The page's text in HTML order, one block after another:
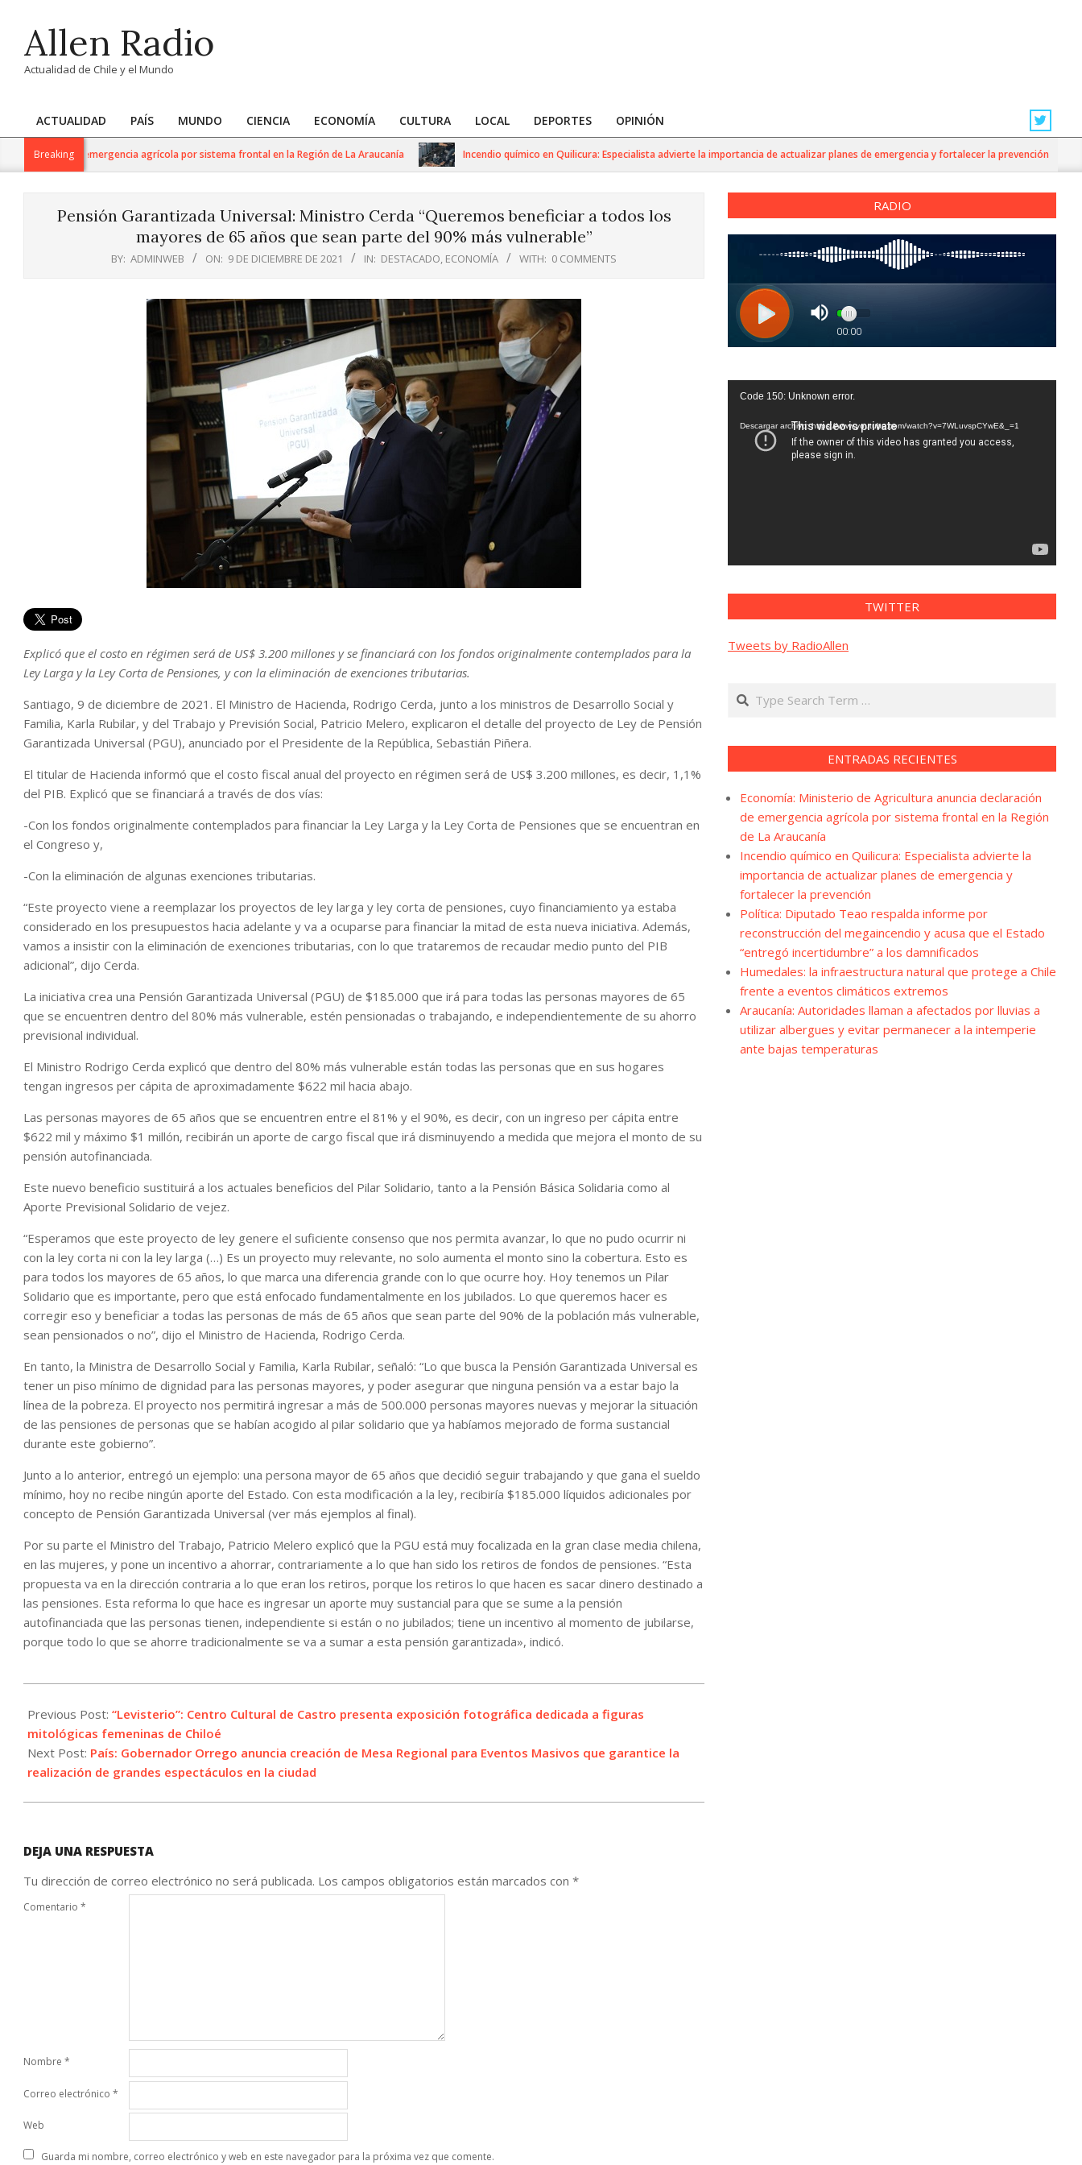
contentAllen Radio
Actualidad de Chile y el Mundo
Primary
Navigation
ACTUALIDAD PAÍS MUNDO CIENCIA ECONOMÍA CULTURA LOCAL DEPORTES OPINIÓN
Breaking
de emergencia agrícola por sistema frontal en la Región de La Araucanía Incendio químico en Quilicura: Especialista advierte la importancia de actualizar planes de emergencia y fortalecer la prevención
Pensión Garantizada Universal: Ministro Cerda “Queremos beneficiar a todos los
mayores de 65 años que sean parte del 90% más vulnerable”
BY: ADMINWEB ON: 9 DE DICIEMBRE DE 2021 IN: DESTACADO, ECONOMÍA WITH: 0 COMMENTS
Explicó que el costo en régimen será de US$ 3.200 millones y se financiará con los fondos originalmente contemplados para la
Ley Larga y la Ley Corta de Pensiones, y con la eliminación de exenciones tributarias.
Santiago, 9 de diciembre de 2021. El Ministro de Hacienda, Rodrigo Cerda, junto a los ministros de Desarrollo Social y
Familia, Karla Rubilar, y del Trabajo y Previsión Social, Patricio Melero, explicaron el detalle del proyecto de Ley de Pensión
Garantizada Universal (PGU), anunciado por el Presidente de la República, Sebastián Piñera.
El titular de Hacienda informó que el costo fiscal anual del proyecto en régimen será de US$ 3.200 millones, es decir, 1,1%
del PIB. Explicó que se financiará a través de dos vías:
-Con los fondos originalmente contemplados para financiar la Ley Larga y la Ley Corta de Pensiones que se encuentran en
el Congreso y,
-Con la eliminación de algunas exenciones tributarias.
“Este proyecto viene a reemplazar los proyectos de ley larga y ley corta de pensiones, cuyo financiamiento ya estaba
considerado en los presupuestos hacia adelante y va a ocuparse para financiar la mitad de esta nueva iniciativa. Además,
vamos a insistir con la eliminación de exenciones tributarias, con lo que trataremos de recaudar medio punto del PIB
adicional”, dijo Cerda.
La iniciativa crea una Pensión Garantizada Universal (PGU) de $185.000 que irá para todas las personas mayores de 65
que se encuentren dentro del 80% más vulnerable, estén pensionadas o trabajando, e independientemente de su ahorro
previsional individual.
El Ministro Rodrigo Cerda explicó que dentro del 80% más vulnerable están todas las personas que en sus hogares
tengan ingresos per cápita de aproximadamente $622 mil hacia abajo.
Las personas mayores de 65 años que se encuentren entre el 81% y el 90%, es decir, con un ingreso per cápita entre
$622 mil y máximo $1 millón, recibirán un aporte de cargo fiscal que irá disminuyendo a medida que mejora el monto de su
pensión autofinanciada.
Este nuevo beneficio sustituirá a los actuales beneficios del Pilar Solidario, tanto a la Pensión Básica Solidaria como al
Aporte Previsional Solidario de vejez.
“Esperamos que este proyecto de ley genere el suficiente consenso que nos permita avanzar, lo que no pudo ocurrir ni
con la ley corta ni con la ley larga (…) Es un proyecto muy relevante, no solo aumenta el monto sino la cobertura. Esto es
para todos los mayores de 65 años, lo que marca una diferencia grande con lo que ocurre hoy. Hoy tenemos un Pilar
Solidario que es importante, pero que está enfocado fundamentalmente en los jubilados. Lo que queremos hacer es
corregir eso y beneficiar a todas las personas de más de 65 años que sean parte del 90% de la población más vulnerable,
sean pensionados o no”, dijo el Ministro de Hacienda, Rodrigo Cerda.
En tanto, la Ministra de Desarrollo Social y Familia, Karla Rubilar, señaló: “Lo que busca la Pensión Garantizada Universal es
tener un piso mínimo de dignidad para las personas mayores, y poder asegurar que ninguna pensión va a estar bajo la
línea de la pobreza. El proyecto nos permitirá ingresar a más de 500.000 personas mayores nuevas y mejorar la situación
de las pensiones de personas que se habían acogido al pilar solidario que ya habíamos mejorado de forma sustancial
durante este gobierno”.
Junto a lo anterior, entregó un ejemplo: una persona mayor de 65 años que decidió seguir trabajando y que gana el sueldo
mínimo, hoy no recibe ningún aporte del Estado. Con esta modificación a la ley, recibiría $185.000 líquidos adicionales por
concepto de Pensión Garantizada Universal (ver más ejemplos al final).
Por su parte el Ministro del Trabajo, Patricio Melero explicó que la PGU está muy focalizada en la gran clase media chilena,
en las mujeres, y pone un incentivo a ahorrar, contrariamente a lo que han sido los retiros de fondos de pensiones. “Esta
propuesta va en la dirección contraria a lo que eran los retiros, porque los retiros lo que hacen es sacar dinero destinado a
las pensiones. Esta reforma lo que hace es ingresar un aporte muy sustancial para que se sume a la pensión
autofinanciada que las personas tienen, independiente si están o no jubilados; tiene un incentivo al momento de jubilarse,
porque todo lo que se ahorre tradicionalmente se va a sumar a esta pensión garantizada», indicó.
12-
09
Previous Post: “Levisterio”: Centro Cultural de Castro presenta exposición fotográfica dedicada a figuras
mitológicas femeninas de Chiloé
Next Post: País: Gobernador Orrego anuncia creación de Mesa Regional para Eventos Masivos que garantice la
realización de grandes espectáculos en la ciudad
DEJA UNA RESPUESTA
Tu dirección de correo electrónico no será publicada. Los campos obligatorios están marcados con *
Comentario *
Nombre *
Correo electrónico *
Web
Guarda mi nombre, correo electrónico y web en este navegador para la próxima vez que comente.
RADIO
Reproductor
vídeo
Code 150: Unknown error.
Descargar archivo: https://www.youtube.com/watch?v=7WLuvspCYwE&_=1
TWITTER
Tweets by RadioAllen
Search
ENTRADAS RECIENTES
Economía: Ministerio de Agricultura anuncia declaración
de emergencia agrícola por sistema frontal en la Región
de La Araucanía
Incendio químico en Quilicura: Especialista advierte la
importancia de actualizar planes de emergencia y
fortalecer la prevención
Política: Diputado Teao respalda informe por
reconstrucción del megaincendio y acusa que el Estado
“entregó incertidumbre” a los damnificados
Humedales: la infraestructura natural que protege a Chile
frente a eventos climáticos extremos
Araucanía: Autoridades llaman a afectados por lluvias a
utilizar albergues y evitar permanecer a la intemperie
ante bajas temperaturas